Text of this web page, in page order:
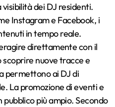
dei DJ residenti.
Instagram e Facebook, i
in tempo reale.
direttamente con il
scoprire nuove tracce e
permettono ai DJ di
La promozione di eventi e
più ampio. Secondo